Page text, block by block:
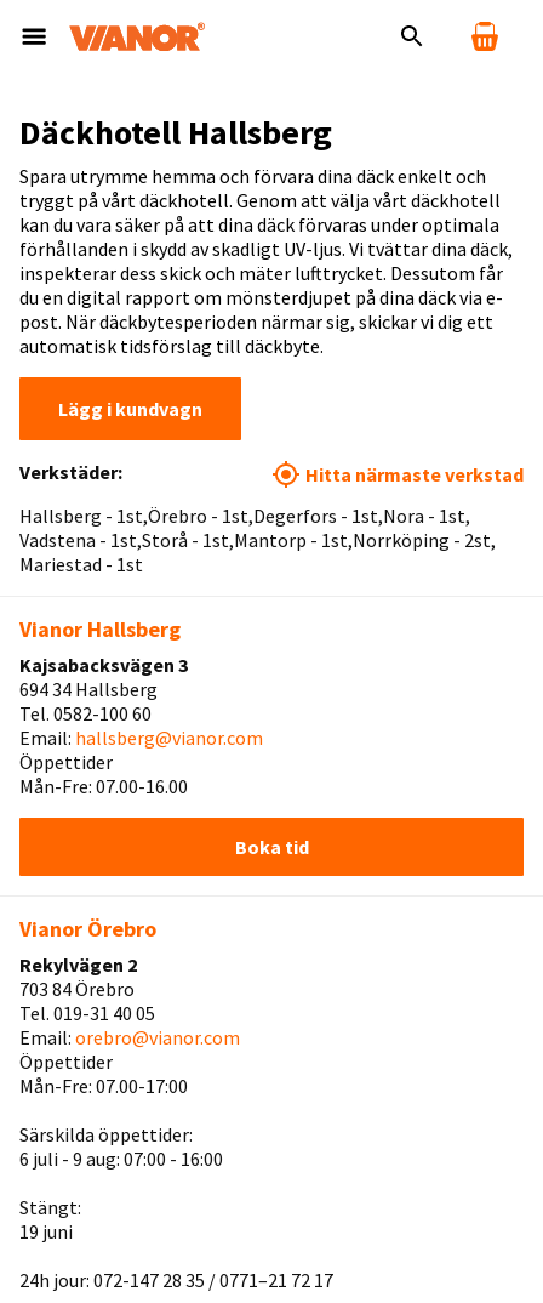
Däckhotell Hallsberg
Spara utrymme hemma och förvara dina däck enkelt och
tryggt på vårt däckhotell. Genom att välja vårt däckhotell
kan du vara säker på att dina däck förvaras under optimala
förhållanden i skydd av skadligt UV-ljus. Vi tvättar dina däck,
inspekterar dess skick och mäter lufttrycket. Dessutom får
du en digital rapport om mönsterdjupet på dina däck via e-
post. När däckbytesperioden närmar sig, skickar vi dig ett
automatisk tidsförslag till däckbyte.
Lägg i kundvagn
Verkstäder:
Hallsberg - 1st Örebro - 1st Degerfors - 1st Nora - 1st
Vadstena - 1st Storå - 1st Mantorp - 1st Norrköping - 2st
Mariestad - 1st
Hitta närmaste verkstad
Vianor Hallsberg
Kajsabacksvägen 3
694 34 Hallsberg
Tel. 0582-100 60
Email: hallsberg@vianor.com
Öppettider
Mån-Fre: 07.00-16.00
Boka tid
Vianor Örebro
Rekylvägen 2
703 84 Örebro
Tel. 019-31 40 05
Email: orebro@vianor.com
Öppettider
Mån-Fre: 07.00-17:00
Särskilda öppettider:
6 juli - 9 aug: 07:00 - 16:00
Stängt:
19 juni
24h jour: 072-147 28 35 / 0771–21 72 17